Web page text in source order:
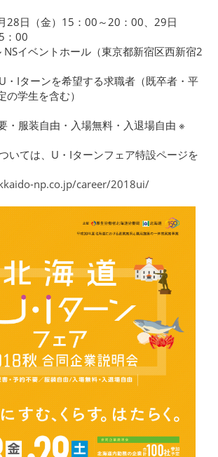
28日（金）15：00～20：00、29日
：00
NSイベントホール（東京都新宿区西新宿2
・Iターンを希望する求職者（既卒者・平
学生を含む）
・服装自由・入場無料・入退場自由 ※
いては、U・Iターンフェア特設ページを
np.co.jp/career/2018ui/